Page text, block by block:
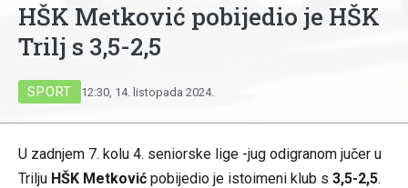
HŠK Metković pobijedio je HŠK
Trilj s 3,5-2,5
SPORT 12:30, 14. listopada 2024.
U zadnjem 7. kolu 4. seniorske lige -jug odigranom jučer u
Trilju HŠK Metković pobijedio je istoimeni klub s 3,5-2,5.